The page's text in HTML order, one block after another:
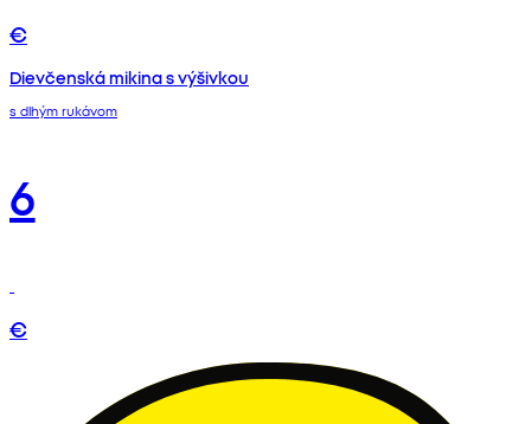
€
Dievčenská mikina s výšivkou
s dlhým rukávom
6
€